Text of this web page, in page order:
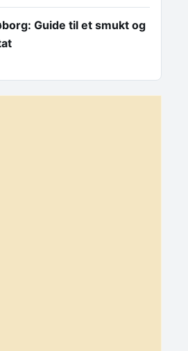
Guide til et smukt og